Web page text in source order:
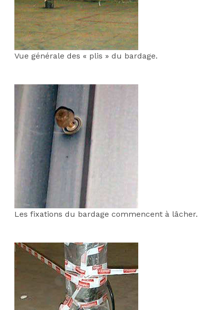
Vue générale des « plis » du bardage.
Les fixations du bardage commencent à lâcher.